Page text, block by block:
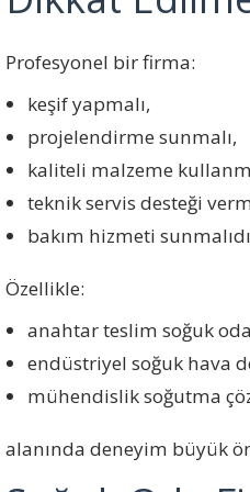
Profesyonel bir firma:
keşif yapmalı,
projelendirme sunmalı,
kaliteli malzeme
teknik servis desteği
bakım hizmeti
Özellikle:
anahtar teslim soğuk
endüstriyel soğuk hava
mühendislik soğutma
alanında deneyim büyük